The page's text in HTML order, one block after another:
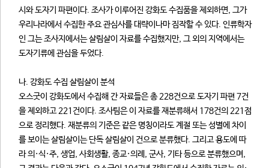
시와 도자기 파편이다. 조사가 이루어진 강화도 수집품을 제외하면, 그가
우리나라에서 수집한 주요 관심사를 대략이나마 짐작할 수 있다. 인류학자
인 그는 조사지에서는 살림살이 자료를 수집했지만, 그 외의 지역에서는
도자기류에 관심을 두었다.
나. 강화도 수집 살림살이 분석
오스굿이 강화도에서 수집해 간 자료들은 총 228건으로 도자기 파편 7건
을 제외하고 221건이다. 조사팀은 이 자료를 재분류해서 178건의 221점
으로 정리했다. 재분류의 기준은 같은 명칭이라도 계절 또는 성별에 차이
를 보이는 살림살이는 단독 살림살이 건으로 분류했다. 그리고 용도에 따
라 의·식·주, 생업, 사회생활, 종교·의례, 군사, 기타 등으로 분류했으며,